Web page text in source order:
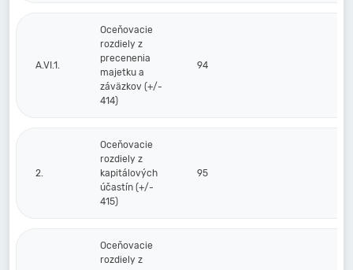
A.VI.1.
Oceňovacie
rozdiely z
precenenia
majetku a
záväzkov (+/-
414)
94
2.
Oceňovacie
rozdiely z
kapitálových
účastín (+/-
415)
95
Oceňovacie
rozdiely z